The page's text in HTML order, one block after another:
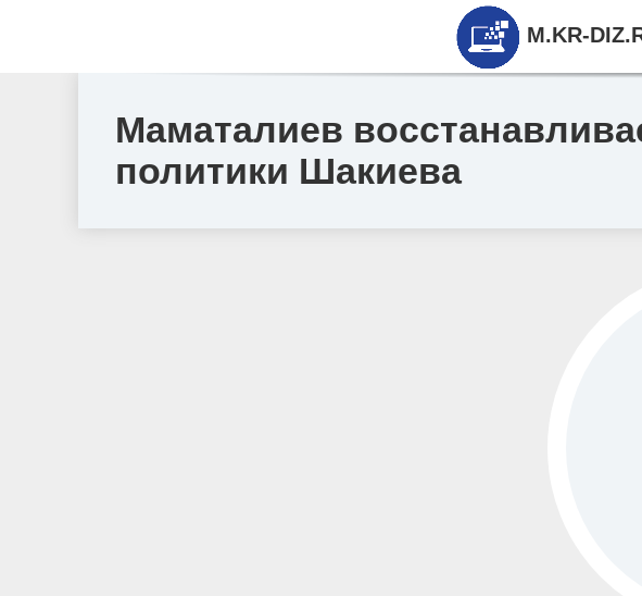
Маматалиев
политики Шакиева
M.KR-